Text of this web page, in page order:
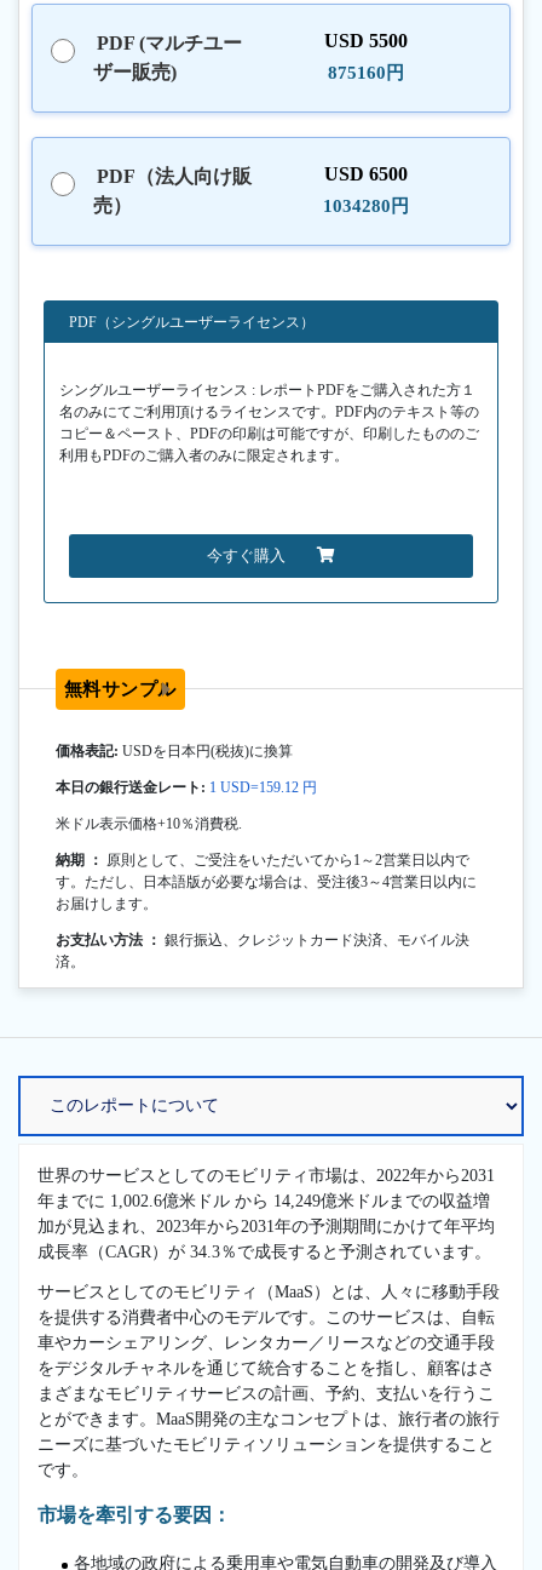
PDF (マルチユー
ザー販売)
USD 5500
875160円
PDF（法人向け販
売）
USD 6500
1034280円
PDF（シングルユーザーライセンス）
シングルユーザーライセンス : レポートPDFをご購入された方１
名のみにてご利用頂けるライセンスです。PDF内のテキスト等の
コピー＆ペースト、PDFの印刷は可能ですが、印刷したもののご
利用もPDFのご購入者のみに限定されます。
今すぐ購入
無料サンプル
価格表記: USDを日本円(税抜)に換算
本日の銀行送金レート: 1 USD=159.12 円
米ドル表示価格+10％消費税.
納期 ： 原則として、ご受注をいただいてから1～2営業日以内で
す。ただし、日本語版が必要な場合は、受注後3～4営業日以内に
お届けします。
お支払い方法 ： 銀行振込、クレジットカード決済、モバイル決
済。
世界のサービスとしてのモビリティ市場は、2022年から2031
年までに 1,002.6億米ドル から 14,249億米ドルまでの収益増
加が見込まれ、2023年から2031年の予測期間にかけて年平均
成長率（CAGR）が 34.3％で成長すると予測されています。
サービスとしてのモビリティ（MaaS）とは、人々に移動手段
を提供する消費者中心のモデルです。このサービスは、自転
車やカーシェアリング、レンタカー／リースなどの交通手段
をデジタルチャネルを通じて統合することを指し、顧客はさ
まざまなモビリティサービスの計画、予約、支払いを行うこ
とができます。MaaS開発の主なコンセプトは、旅行者の旅行
ニーズに基づいたモビリティソリューションを提供すること
です。
市場を牽引する要因：
各地域の政府による乗用車や電気自動車の開発及び導入